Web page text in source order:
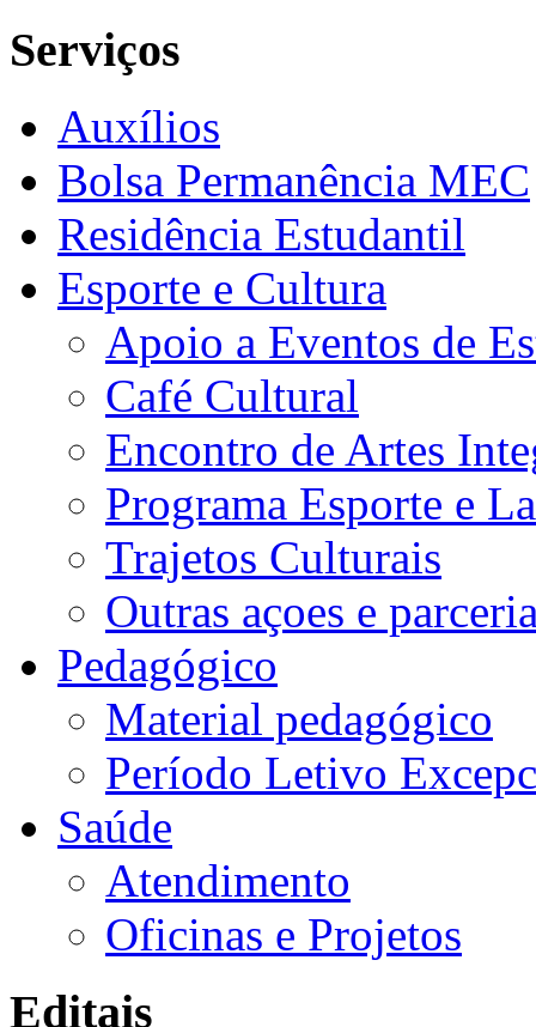
Serviços
Auxílios
Bolsa Permanência MEC
Residência Estudantil
Esporte e Cultura
Apoio a Eventos de
Café Cultural
Encontro de Artes
Programa Esporte e
Trajetos Culturais
Outras açoes e
Pedagógico
Material pedagógico
Período Letivo
Saúde
Atendimento
Oficinas e Projetos
Editais